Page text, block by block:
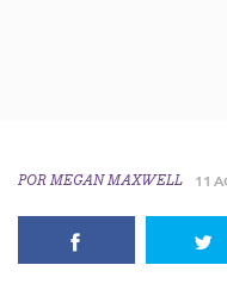
POR MEGAN MAXWELL 11